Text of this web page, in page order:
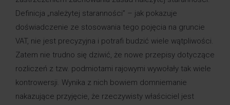
Definicja „należytej staranności” – jak pokazuje
doświadczenie ze stosowania tego pojęcia na gruncie
VAT, nie jest precyzyjna i potrafi budzić wiele wątpliwości.
Zatem nie trudno się dziwić, że nowe przepisy dotyczące
rozliczeń z tzw. podmiotami rajowymi wywołały tak wiele
kontrowersji. Wynika z nich bowiem domniemanie
nakazujące przyjęcie, że rzeczywisty właściciel jest